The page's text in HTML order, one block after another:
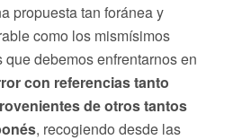
propuesta tan foránea y
como los mismísimos
debemos enfrentarnos en
con referencias tanto
de otros tantos
, recogiendo desde las